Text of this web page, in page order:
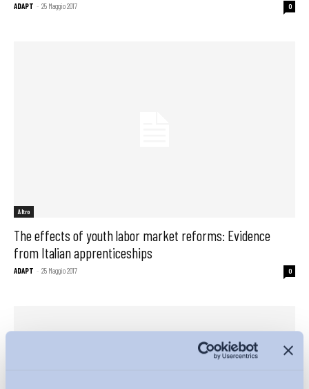
ADAPT - 25 Maggio 2017 0
Altro
The effects of youth labor market reforms: Evidence
from Italian apprenticeships
ADAPT - 25 Maggio 2017 0